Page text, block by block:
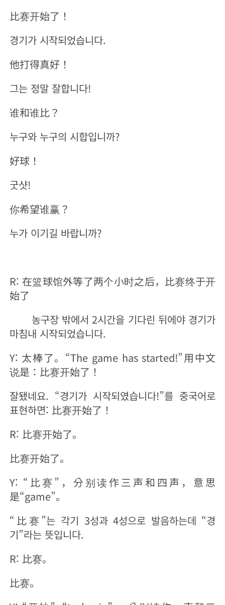
比赛开始了！
경기가 시작되었습니다.
他打得真好！
그는 정말 잘합니다!
谁和谁比？
누구와 누구의 시합입니까?
好球！
굿샷!
你希望谁赢？
누가 이기길 바랍니까?
R: 在篮球馆外等了两个小时之后，比赛终于开
始了
농구장 밖에서 2시간을 기다린 뒤에야 경기가
마침내 시작되었습니다.
Y: 太棒了。“The game has started!”用中文
说是：比赛开始了！
잘됐네요. “경기가 시작되였습니다!”를 중국어로
표현하면: 比赛开始了！
R: 比赛开始了。
比赛开始了。
Y: “比赛”，分别读作三声和四声，意思
是“game”。
“比赛”는 각기 3성과 4성으로 발음하는데 “경
기”라는 뜻입니다.
R: 比赛。
比赛。